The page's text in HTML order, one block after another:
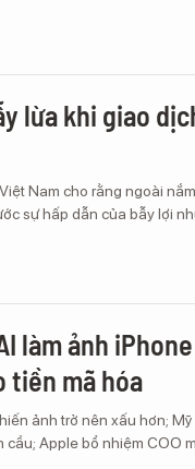
lừa khi giao
Nam cho rằng ngoài
sự hấp dẫn của bẫy lợi
làm ảnh
tiền mã hóa
ảnh trở nên xấu hơn;
Apple bổ nhiệm COO